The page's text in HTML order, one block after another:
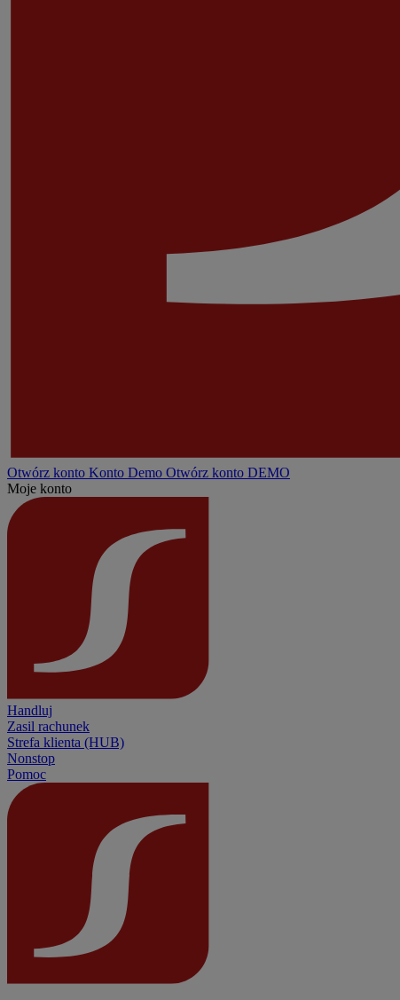
Otwórz konto Konto Demo Otwórz konto DEMO
Moje konto
Handluj
Zasil rachunek
Strefa klienta (HUB)
Nonstop
Pomoc